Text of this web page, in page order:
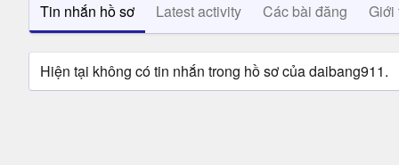
Tin nhắn hồ sơ Latest activity Các bài đăng Giới
Hiện tại không có tin nhắn trong hồ sơ của daibang911.